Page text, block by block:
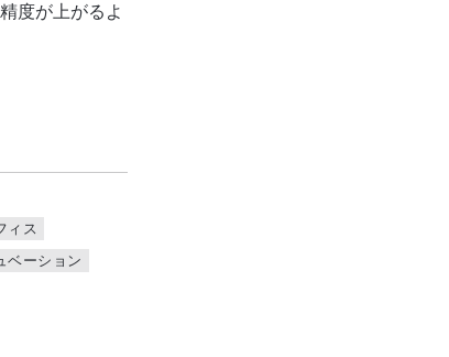
度が上がるよ
ィス
ベーション